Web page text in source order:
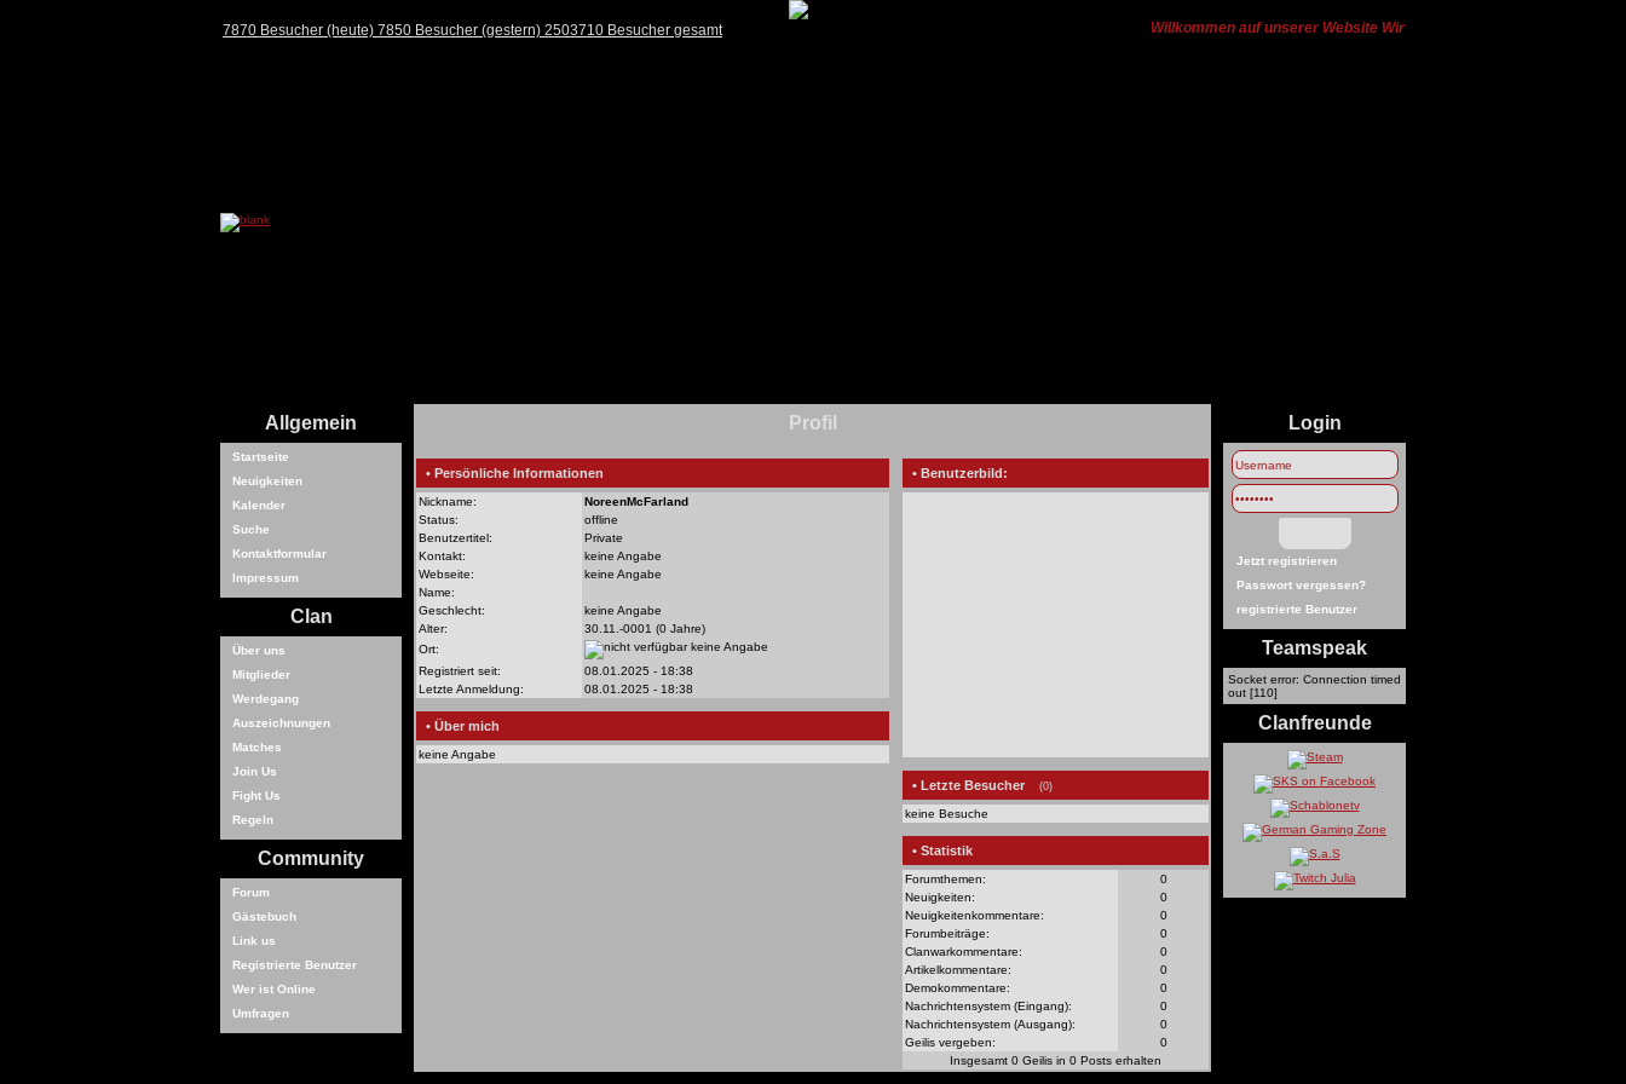
7870 Besucher (heute) 7850 Besucher (gestern) 2503710 Besucher gesamt Willkommen auf unserer Website Wir haben von Ts3 zu Discord
Allgemein
Startseite
Neuigkeiten
Kalender
Suche
Kontaktformular
Impressum
Clan
Über uns
Mitglieder
Werdegang
Auszeichnungen
Matches
Join Us
Fight Us
Regeln
Community
Forum
Gästebuch
Link us
Registrierte Benutzer
Wer ist Online
Umfragen
Profil
• Persönliche Informationen
Nickname:
NoreenMcFarland
Status:
offline
Benutzertitel:
Private
Kontakt:
keine Angabe
Webseite:
keine Angabe
Name:
Geschlecht:
keine Angabe
Alter:
30.11.-0001 (0 Jahre)
Ort:
keine Angabe
Registriert seit:
08.01.2025 - 18:38
Letzte Anmeldung:
08.01.2025 - 18:38
• Über mich
keine Angabe
• Benutzerbild:
• Letzte Besucher (0)
keine Besuche
• Statistik
Forumthemen:
0
Neuigkeiten:
0
Neuigkeitenkommentare:
0
Forumbeiträge:
0
Clanwarkommentare:
0
Artikelkommentare:
0
Demokommentare:
0
Nachrichtensystem (Eingang):
0
Nachrichtensystem (Ausgang):
0
Geilis vergeben:
0
Insgesamt 0 Geilis in 0 Posts erhalten
Login
Jetzt registrieren
Passwort vergessen?
registrierte Benutzer
Teamspeak
Socket error: Connection timed
out [110]
Clanfreunde